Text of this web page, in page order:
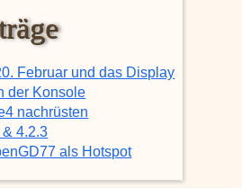
Februar und das Display
der Konsole
nachrüsten
4.2.3
als Hotspot